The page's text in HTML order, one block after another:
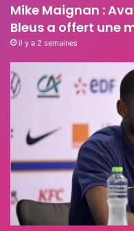
Mike Maignan :
Bleus a offert une
il y a 2 semaines